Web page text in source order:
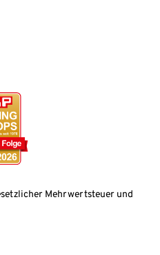
Mehrwertsteuer und